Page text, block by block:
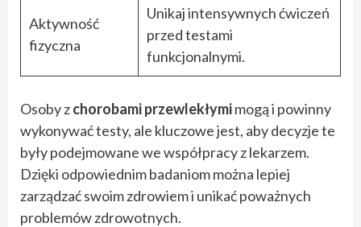
Aktywność
fizyczna
Unikaj intensywnych ćwiczeń
przed testami
funkcjonalnymi.
Osoby zchorobami przewlekłymimogą i powinny
wykonywać testy, ale kluczowe jest, aby decyzje te
były podejmowane we współpracy z lekarzem.
Dzięki odpowiednim badaniom można lepiej
zarządzać swoim zdrowiem i unikać poważnych
problemów zdrowotnych.